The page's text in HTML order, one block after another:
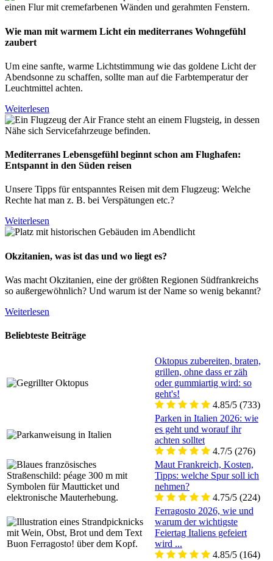
Wie man mit warmem Licht ein mediterranes Wohngefühl
zaubert
Um eine sanfte, warme Lichtstimmung wie das goldene Licht der
Abendsonne zu schaffen, sollte man auf die Farbtemperatur der
Leuchtmittel achten.
Weiterlesen
Mediterranes Lebensgefühl beginnt schon am Flughafen:
Entspannt in den Süden reisen
Unsere Tipps für entspanntes Reisen mit dem Flugzeug: Welche
Rechte hat man z. B. bei Verspätungen etc.?
Weiterlesen
Okzitanien, was ist das und wo liegt es?
Was macht Okzitanien, eine der größten Regionen Südfrankreichs
so außergewöhnlich? Und warum ist der Name so wenig bekannt?
Weiterlesen
Beliebteste Beiträge
Oktopus zubereiten, braten,
grillen, ohne dass er zäh
oder gummiartig wird: so
geht's!
4.85/5 (733)
Parken in Italien 2026: wie
es geht und worauf ihr
achten solltet
4.7/5 (276)
Maut Frankreich, Kosten,
Tipps: welche Spur soll ich
nehmen?
4.75/5 (224)
Ferragosto 2026, wie und
warum der wichtigste
Feiertag Italiens gefeiert
wird ...
4.85/5 (164)